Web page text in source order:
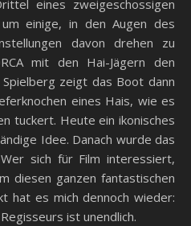
eines zweigeschossigen
einige, in den Augen des
davon drehen zu
mit den Hai-Jägern den
zeigt das Boot dann
eines Hais, wie es
tuckert. Heute ein ikonisches
Idee. Danach wurde das
sich für Film interessiert,
diesen ganzen fantastischen
hat es mich dennoch wieder:
ist unendlich.